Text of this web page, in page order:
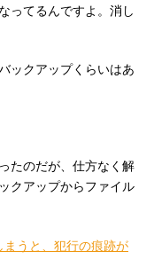
ってるんですよ。消し
ックアップくらいはあ
たのだが、仕方なく解
クアップからファイル
まうと、犯行の痕跡が